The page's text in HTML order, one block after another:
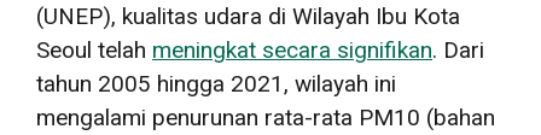
(UNEP), kualitas udara di Wilayah Ibu Kota
Seoul telah meningkat secara signifikan. Dari
tahun 2005 hingga 2021, wilayah ini
mengalami penurunan rata-rata PM10 (bahan